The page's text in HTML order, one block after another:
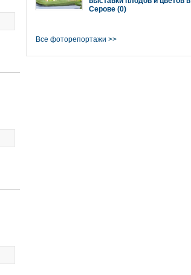
Серове (0)
Все фоторепортажи >>